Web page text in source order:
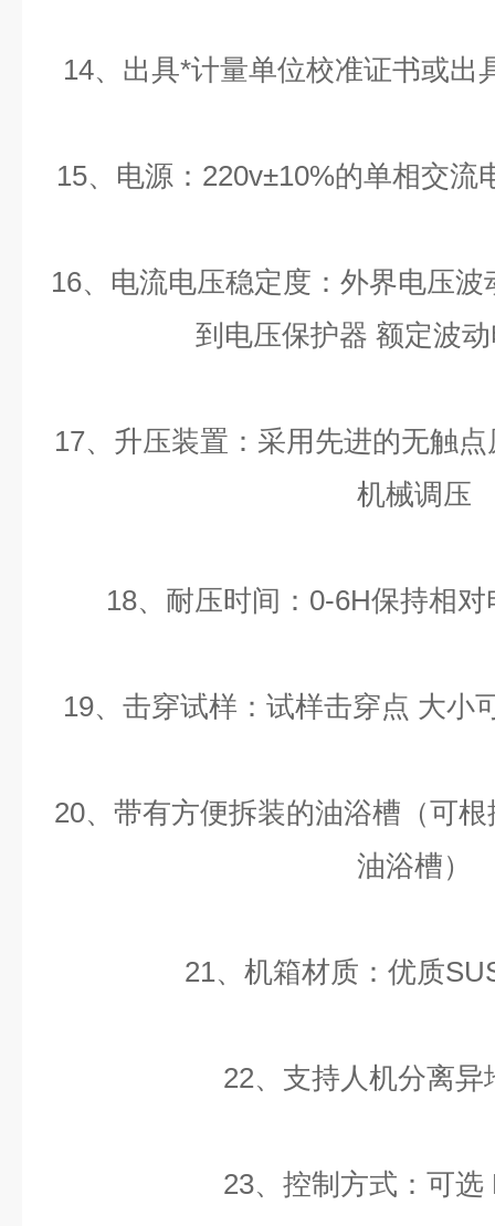
14、出具*计量单位校准证书或出
15、电源：220v±10%的单相交流
16、电流电压稳定度：外界电压
到电压保护器 额定波
17、升压装置：采用先进的无触
机械调压
18、耐压时间：0-6H保持相
19、击穿试样：试样击穿点 大小
20、带有方便拆装的油浴槽（可
油浴槽）
21、机箱材质：优质
22、支持人机分离异
23、控制方式：可选